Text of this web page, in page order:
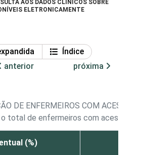
AOS DADOS CLÍNICOS SOBRE
ELETRONICAMENTE
Índice
anterior
próxima
DE ENFERMEIROS COM ACESSO
total de enfermeiros com acesso a
(%)